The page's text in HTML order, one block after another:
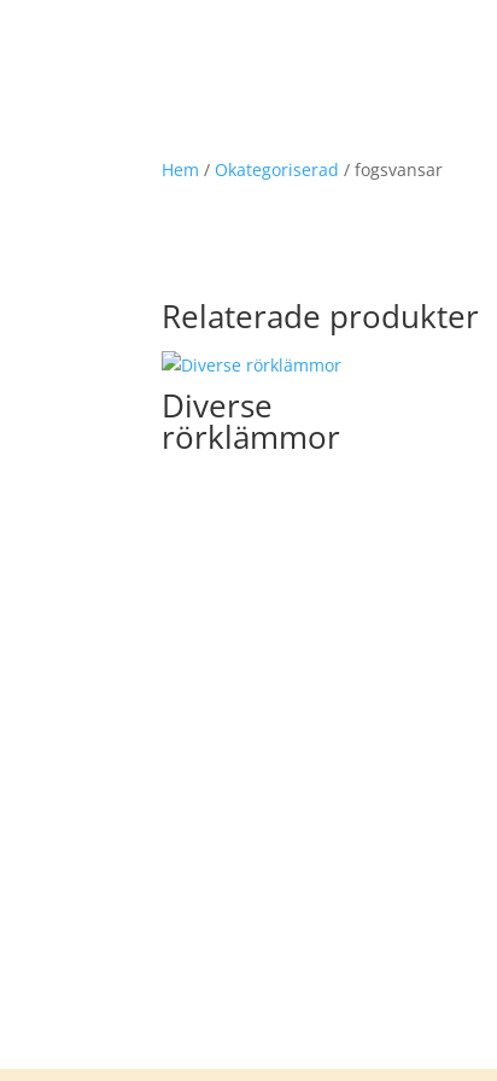
Hem / Okategoriserad / fogsvansar
Relaterade produkter
Diverse
rörklämmor